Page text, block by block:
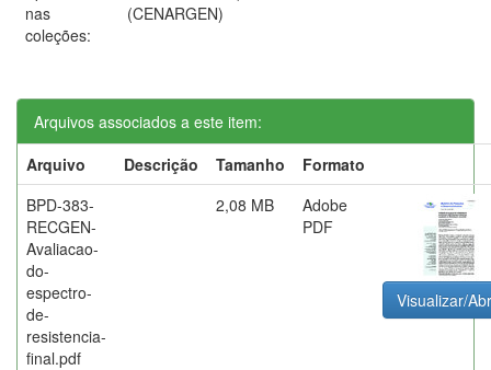
nas
coleções:
(CENARGEN)
Arquivos associados a este item:
Arquivo
Descrição Tamanho
Formato
BPD-383-
RECGEN-
Avaliacao-
do-
espectro-
de-
resistencia-
final.pdf
2,08 MB
Adobe
PDF
Visualizar/